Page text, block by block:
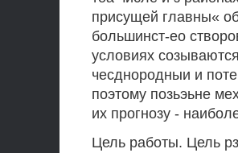
присущей главны«
большинст-ео
условиях
чесднородныи и
поэтому позьэьне
их прогнозу -
Цель работы. Цель